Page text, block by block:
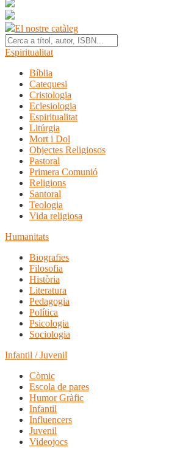
El nostre catàleg
Espiritualitat
Bíblia
Catequesi
Cristologia
Eclesiologia
Espiritualitat
Litúrgia
Mort i Dol
Objectes Religiosos
Pastoral
Primera Comunió
Religions
Santoral
Teologia
Vida religiosa
Humanitats
Biografies
Filosofia
Història
Literatura
Pedagogia
Política
Psicologia
Sociologia
Infantil / Juvenil
Còmic
Escola de pares
Humor Gràfic
Infantil
Influencers
Juvenil
Videojocs